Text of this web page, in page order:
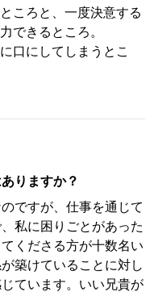
ころと、一度決意する
できるところ。
口にしてしまうとこ
りますか？
ですが、仕事を通じて
私に困りごとがあった
くださる方が十数名い
築けていることに対し
ています。いい兄貴が